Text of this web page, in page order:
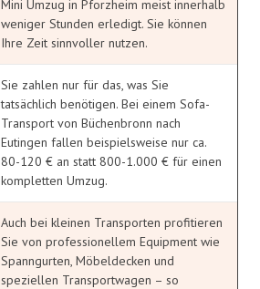
Mini Umzug in Pforzheim meist innerhalb
weniger Stunden erledigt. Sie können
Ihre Zeit sinnvoller nutzen.
Sie zahlen nur für das, was Sie
tatsächlich benötigen. Bei einem Sofa-
Transport von Büchenbronn nach
Eutingen fallen beispielsweise nur ca.
80-120 € an statt 800-1.000 € für einen
kompletten Umzug.
Auch bei kleinen Transporten profitieren
Sie von professionellem Equipment wie
Spanngurten, Möbeldecken und
speziellen Transportwagen – so